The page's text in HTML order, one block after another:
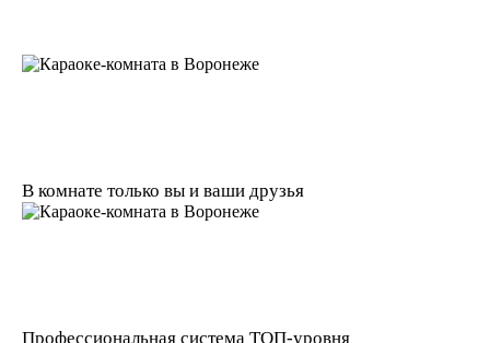
В комнате только вы и ваши друзья
Профессиональная система ТОП-уровня